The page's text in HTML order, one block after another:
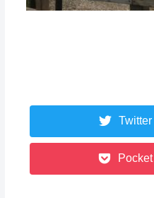
Twitter
Pocket